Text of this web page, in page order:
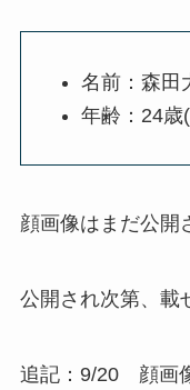
名前：森田
年齢：24歳
顔画像はまだ公開
公開され次第、載
追記：9/20 顔画